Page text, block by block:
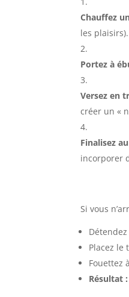
Chauffez
les plaisirs).
Portez à
Versez en
créer un «
Finalisez
incorporer
Si vous
Placez le
Fouettez
Résultat :